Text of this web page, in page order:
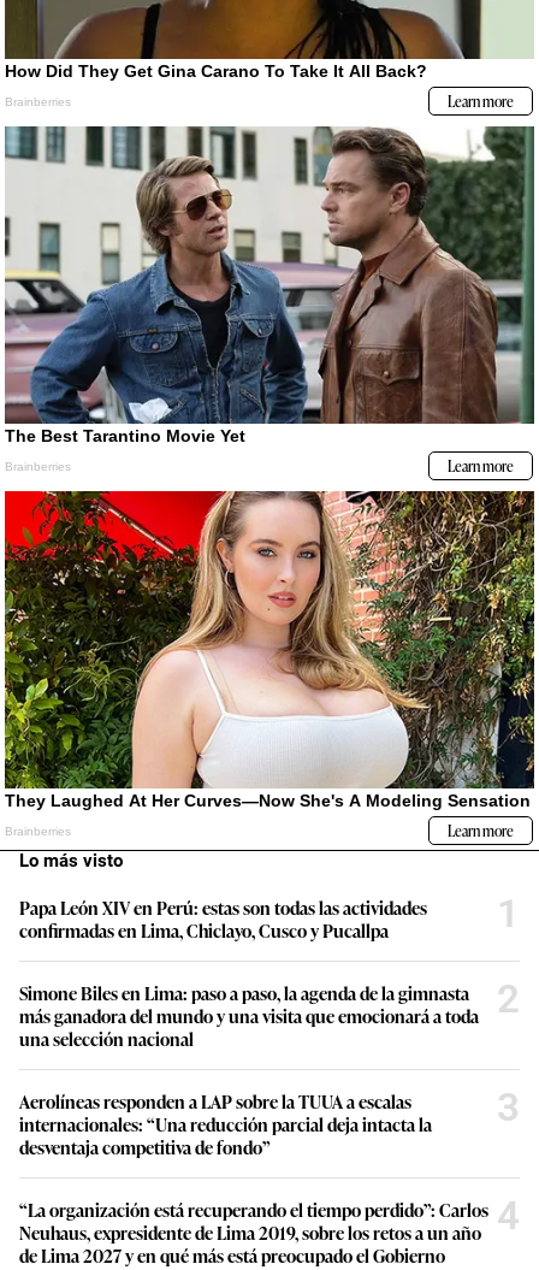
Lo más visto
Papa León XIV en Perú: estas son todas las actividades
confirmadas en Lima, Chiclayo, Cusco y Pucallpa
1
Simone Biles en Lima: paso a paso, la agenda de la gimnasta
más ganadora del mundo y una visita que emocionará a toda
una selección nacional
2
Aerolíneas responden a LAP sobre la TUUA a escalas
internacionales: “Una reducción parcial deja intacta la
desventaja competitiva de fondo”
3
“La organización está recuperando el tiempo perdido”: Carlos
Neuhaus, expresidente de Lima 2019, sobre los retos a un año
de Lima 2027 y en qué más está preocupado el Gobierno
4